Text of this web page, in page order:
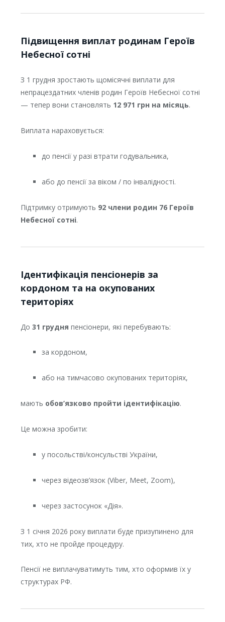
Підвищення виплат родинам Героїв
Небесної сотні
З 1 грудня зростають щомісячні виплати для
непрацездатних членів родин Героїв Небесної сотні
— тепер вони становлять 12 971 грн на місяць.
Виплата нараховується:
до пенсії у разі втрати годувальника,
або до пенсії за віком / по інвалідності.
Підтримку отримують 92 члени родин 76 Героїв
Небесної сотні.
Ідентифікація пенсіонерів за
кордоном та на окупованих
територіях
До 31 грудня пенсіонери, які перебувають:
за кордоном,
або на тимчасово окупованих територіях,
мають обов’язково пройти ідентифікацію.
Це можна зробити:
у посольстві/консульстві України,
через відеозв’язок (Viber, Meet, Zoom),
через застосунок «Дія».
З 1 січня 2026 року виплати буде призупинено для
тих, хто не пройде процедуру.
Пенсії не виплачуватимуть тим, хто оформив їх у
структурах РФ.